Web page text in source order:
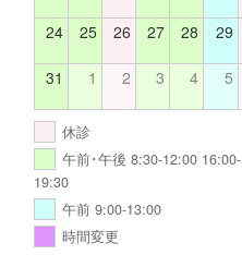
24 25 26 27 28 29
31 1 2 3 4 5
休診
午前･午後 8:30-12:00 16:00-
19:30
午前 9:00-13:00
時間変更